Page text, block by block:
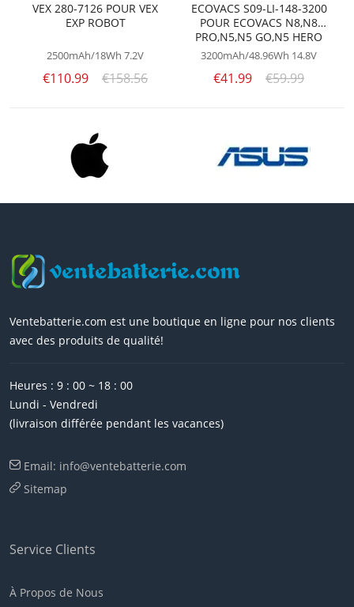
VEX 280-7126 POUR VEX
EXP ROBOT
2500mAh/18Wh 7.2V
€110.99 €158.56
ECOVACS S09-LI-148-3200
POUR ECOVACS N8,N8
PRO,N5,N5 GO,N5 HERO
VACUUM CLEANER
3200mAh/48.96Wh 14.8V
€41.99 €59.99
Ventebatterie.com est une boutique en ligne pour nos clients
avec des produits de qualité!
Heures : 9 : 00 ~ 18 : 00
Lundi - Vendredi
(livraison différée pendant les vacances)
Email: info@ventebatterie.com
Sitemap
Service Clients
À Propos de Nous